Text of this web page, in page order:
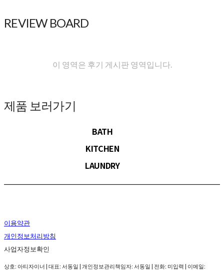
REVIEW BOARD
이 영역은 후기 게시판 영역입니다.
제품 보러가기
BATH
KITCHEN
LAUNDRY
이용약관
개인정보처리방침
사업자정보확인
상호: 아티자이너 | 대표: 서동일 | 개인정보관리책임자: 서동일 | 전화: 미입력 | 이메일: